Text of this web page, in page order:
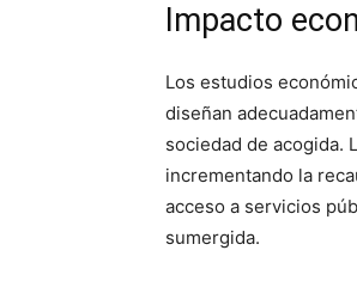
Impacto
Los estudios
diseñan
sociedad de acogida.
incrementando la
acceso a servicios
sumergida.